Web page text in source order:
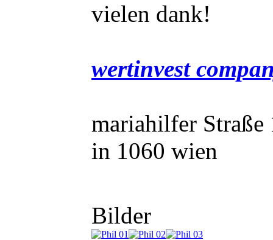
vielen dank!
wertinvest
mariahilfer Straße
in 1060 wien
Bilder